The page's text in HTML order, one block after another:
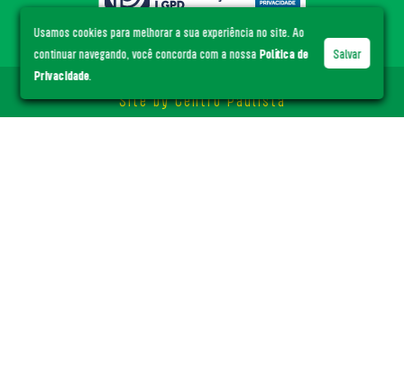
Usamos cookies para melhorar a sua experiência no site. Ao
continuar navegando, você concorda com a nossa Política de
Privacidade.
Salvar
© ACE Santa Cruz
Site byCentro Paulista